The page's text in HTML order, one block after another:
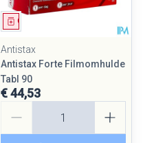
Geneesmiddel
Antistax
Antistax Forte Filmomhulde
Tabl 90
€ 44,53